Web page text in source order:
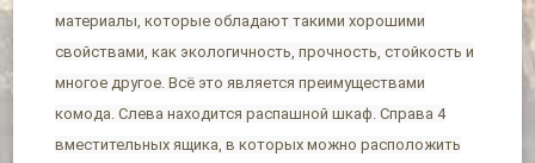
материалы, которые обладают такими хорошими
свойствами, как экологичность, прочность, стойкость и
многое другое. Всё это является преимуществами
комода. Слева находится распашной шкаф. Справа 4
вместительных ящика, в которых можно расположить